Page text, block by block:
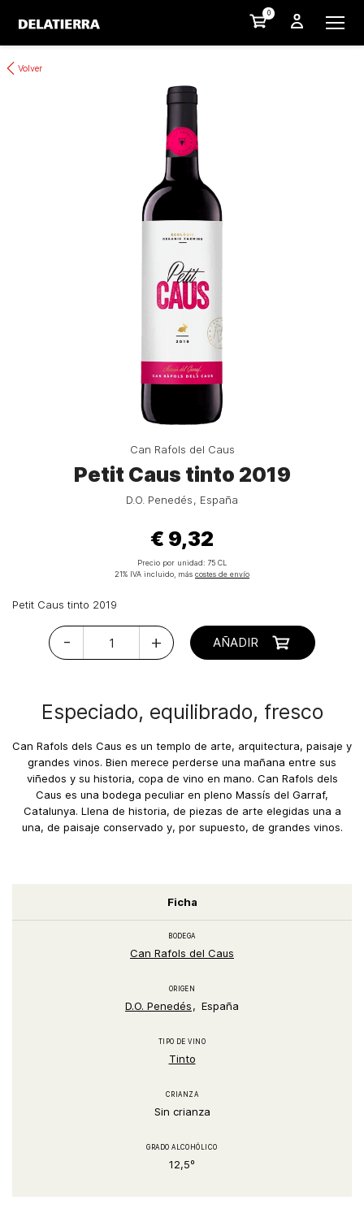
0
Volver
Can Rafols del Caus
Petit Caus tinto 2019
D.O. Penedés España
€ 9,32
Precio por unidad: 75 CL
21% IVA incluido, más costes de envío
Petit Caus tinto 2019
- + AÑADIR
Especiado, equilibrado, fresco
Can Rafols dels Caus es un templo de arte, arquitectura, paisaje y
grandes vinos. Bien merece perderse una mañana entre sus
viñedos y su historia, copa de vino en mano. Can Rafols dels
Caus es una bodega peculiar en pleno Massís del Garraf,
Catalunya. Llena de historia, de piezas de arte elegidas una a
una, de paisaje conservado y, por supuesto, de grandes vinos.
Ficha
BODEGA
Can Rafols del Caus
ORIGEN
D.O. Penedés España
TIPO DE VINO
Tinto
CRIANZA
Sin crianza
GRADO ALCOHÓLICO
12,5º